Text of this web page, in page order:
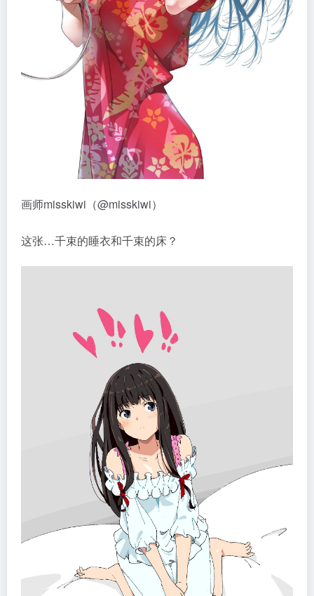
​画师misskiwi（@misskiwi）
这张…千束的睡衣和千束的床？